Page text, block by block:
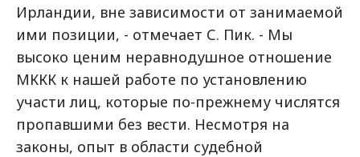
Ирландии, вне зависимости от занимаемой
ими позиции, - отмечает С. Пик. - Мы
высоко ценим неравнодушное отношение
МККК к нашей работе по установлению
участи лиц, которые по-прежнему числятся
пропавшими без вести. Несмотря на
законы, опыт в области судебной